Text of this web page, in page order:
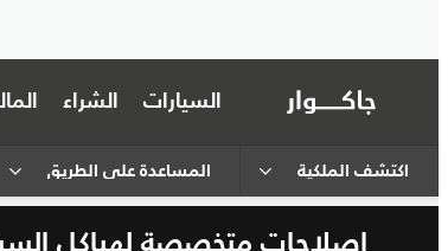
السيارات الشراء
اكتشف الملكية المساعدة على الطريق
إصلاحات متخصصة لهياكل